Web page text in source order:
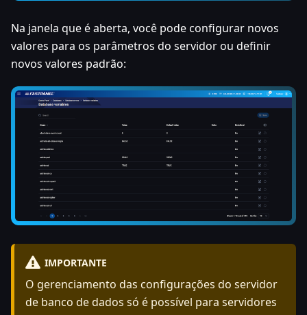
Na janela que é aberta, você pode configurar novos
valores para os parâmetros do servidor ou definir
novos valores padrão:
IMPORTANTE
O gerenciamento das configurações do servidor
de banco de dados só é possível para servidores